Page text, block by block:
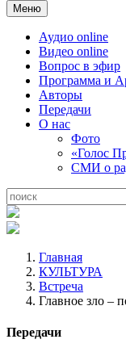
Меню
Аудио online
Видео online
Вопрос в эфир
Программа и
Авторы
Передачи
О нас
Фото
«Голос
СМИ о
Главная
КУЛЬТУРА
Встреча
Главное зло –
Передачи